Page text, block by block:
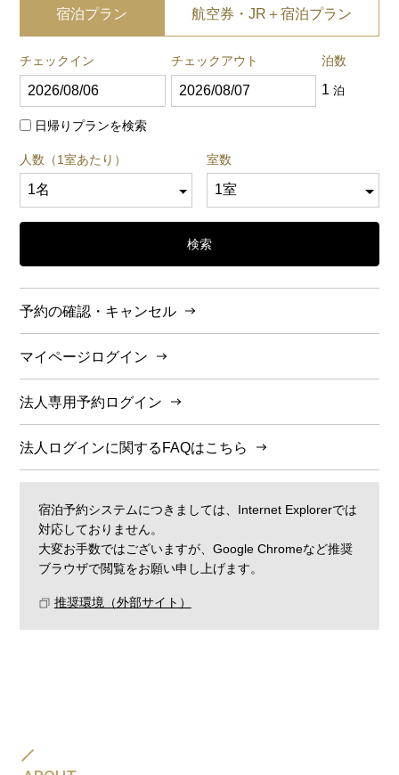
宿泊プラン 航空券・JR＋宿泊プラン
チェックイン チェックアウト 泊数
1 泊
日帰りプランを検索
人数（1室あたり） 室数
検索
予約の確認・キャンセル
マイページログイン
法人専用予約ログイン
法人ログインに関するFAQはこちら
宿泊予約システムにつきましては、Internet Explorerでは
対応しておりません。
大変お手数ではございますが、Google Chromeなど推奨
ブラウザで閲覧をお願い申し上げます。
推奨環境（外部サイト）